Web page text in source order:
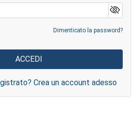
Dimenticato la password?
Crea un account adesso